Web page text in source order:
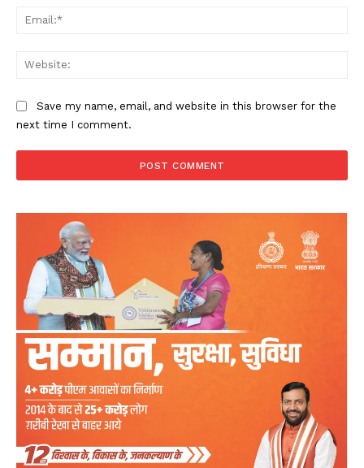
Save my name, email, and website in this browser for the
next time I comment.